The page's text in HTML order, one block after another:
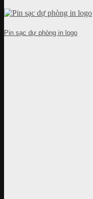
Pin sạc dự phòng in logo